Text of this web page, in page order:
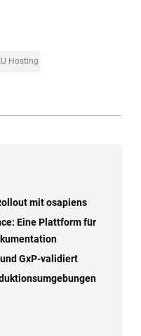
Hosting
mit osapiens
Eine Plattform für
GxP-validiert